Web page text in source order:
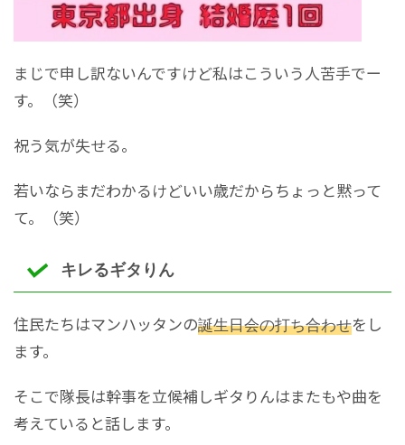
まじで申し訳ないんですけど私はこういう人苦手でー
す。（笑）
祝う気が失せる。
若いならまだわかるけどいい歳だからちょっと黙って
て。（笑）
キレるギタりん
住民たちはマンハッタンの誕生日会の打ち合わせをし
ます。
そこで隊長は幹事を立候補しギタりんはまたもや曲を
考えていると話します。